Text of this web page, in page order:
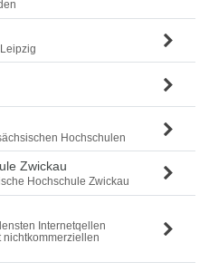
Hochschulen
Zwickau
Hochschule Zwickau
Internetqellen
nichtkommerziellen